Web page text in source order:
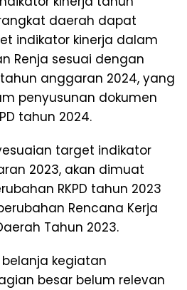
daerah dapat
indikator kinerja dalam
Renja sesuai dengan
anggaran 2024, yang
penyusunan dokumen
tahun 2024.
target indikator
2023, akan dimuat
RKPD tahun 2023
Rencana Kerja
Tahun 2023.
kegiatan
besar belum relevan